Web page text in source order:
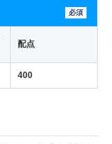
必須
配点
400